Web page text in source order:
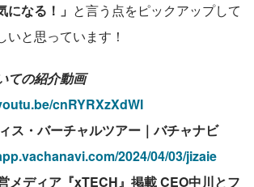
になる！」 と言う点をピックアップして
いと思っています！
ての紹介動画
cnRYRXzXdWI
ス・バーチャルツアー｜バチャナビ
2024/04/03/jizaie